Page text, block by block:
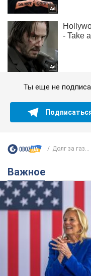
Ты еще не
Долг за газ...
Важное